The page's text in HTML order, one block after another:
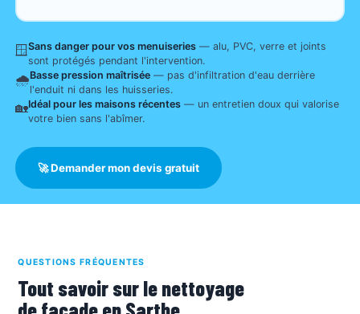
🪟Sans danger pour vos menuiseries — alu, PVC, verre et joints
sont protégés pendant l'intervention.
🌧️Basse pression maîtrisée — pas d'infiltration d'eau derrière
l'enduit ni dans les huisseries.
🏡Idéal pour les maisons récentes — un entretien doux qui valorise
votre bien sans l'abîmer.
🚀 Demander mon devis gratuit
QUESTIONS FRÉQUENTES
Tout savoir sur le nettoyage